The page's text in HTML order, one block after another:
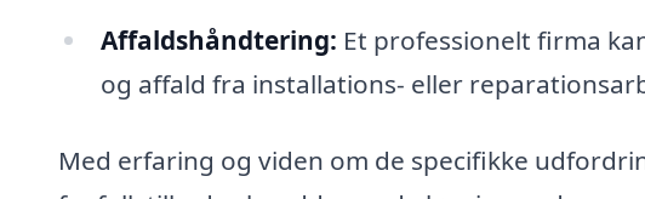
Affaldshåndtering: Et professionelt firma
og affald fra installations- eller
Med erfaring og viden om de specifikke